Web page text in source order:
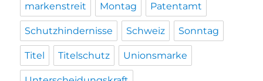
markenstreit Montag Patentamt
Schutzhindernisse Schweiz Sonntag
Titel Titelschutz Unionsmarke